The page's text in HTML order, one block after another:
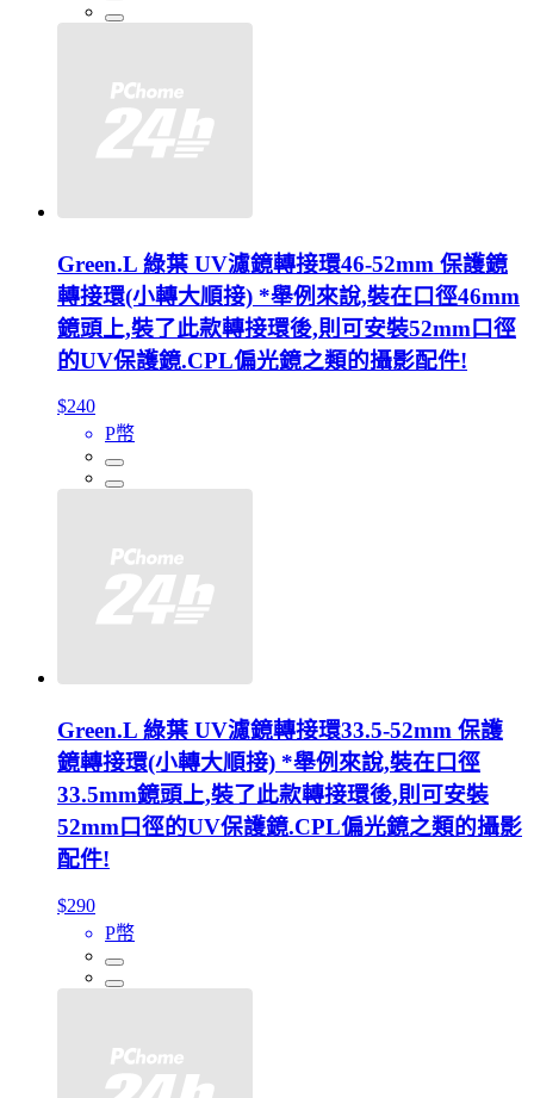
Green.L 綠葉 UV濾鏡轉接環46-52mm 保護鏡
轉接環(小轉大順接) *舉例來說,裝在口徑46mm
鏡頭上,裝了此款轉接環後,則可安裝52mm口徑
的UV保護鏡.CPL偏光鏡之類的攝影配件!
$240
P幣
Green.L 綠葉 UV濾鏡轉接環33.5-52mm 保護
鏡轉接環(小轉大順接) *舉例來說,裝在口徑
33.5mm鏡頭上,裝了此款轉接環後,則可安裝
52mm口徑的UV保護鏡.CPL偏光鏡之類的攝影
配件!
$290
P幣